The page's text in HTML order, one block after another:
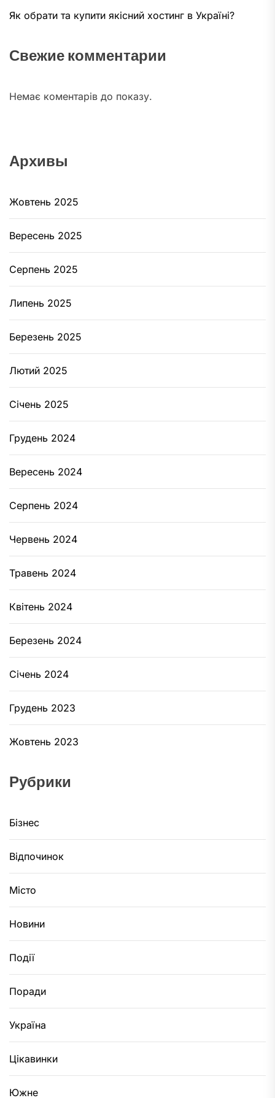
Як обрати та купити якісний хостинг в Україні?
Свежие комментарии
Немає коментарів до показу.
Архивы
Жовтень 2025
Вересень 2025
Серпень 2025
Липень 2025
Березень 2025
Лютий 2025
Січень 2025
Грудень 2024
Вересень 2024
Серпень 2024
Червень 2024
Травень 2024
Квітень 2024
Березень 2024
Січень 2024
Грудень 2023
Жовтень 2023
Рубрики
Бізнес
Відпочинок
Місто
Новини
Події
Поради
Україна
Цікавинки
Южне